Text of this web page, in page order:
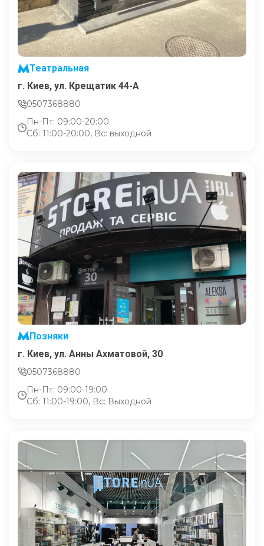
Театральная
г. Киев, ул. Крещатик 44-А
0507368880
Пн-Пт: 09:00-20:00
Сб: 11:00-20:00, Вс: выходной
Позняки
г. Киев, ул. Анны Ахматовой, 30
0507368880
Пн-Пт: 09:00-19:00
Сб: 11:00-19:00, Вс: Выходной